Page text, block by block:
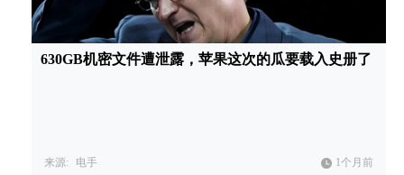
630GB机密文件遭泄露，苹果这次的瓜要载入史册了
来源: 电手 1个月前